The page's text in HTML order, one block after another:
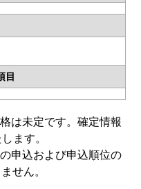
目
は未定です。確定情報
ます。
申込および申込順位の
せん。